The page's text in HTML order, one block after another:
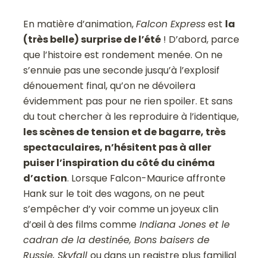
En matière d’animation,Falcon Expressest la
(très belle) surprise de l’été ! D’abord, parce
que l’histoire est rondement menée. On ne
s’ennuie pas une seconde jusqu’à l’explosif
dénouement final, qu’on ne dévoilera
évidemment pas pour ne rien spoiler. Et sans
du tout chercher à les reproduire à l’identique,
les scènes de tension et de bagarre, très
spectaculaires, n’hésitent pas à aller
puiser l’inspiration du côté du cinéma
d’action. Lorsque Falcon-Maurice affronte
Hank sur le toit des wagons, on ne peut
s’empêcher d’y voir comme un joyeux clin
d’œil à des films comme Indiana Jones et le
cadran de la destinée, Bons baisers de
Russie, Skyfallou dans un registre plus familial